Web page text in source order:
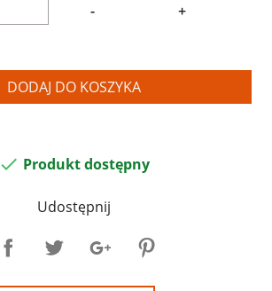
- +
DODAJ DO KOSZYKA
 Produkt dostępny
Udostępnij